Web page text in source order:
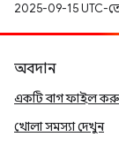
2025-09-15 UTC-
অবদান
একটি বাগ ফাইল
খোলা সমস্যা দেখুন